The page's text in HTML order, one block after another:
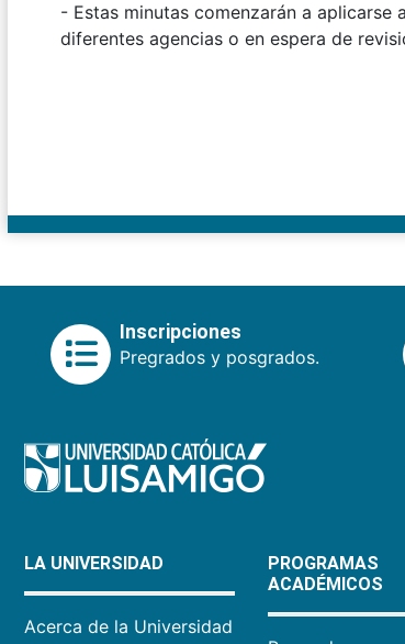
- Estas minutas comenzarán a
diferentes agencias o en espera de
Inscripciones
Pregrados y posgrados.
LA UNIVERSIDAD
Acerca de la Universidad
PROGRAMAS
ACADÉMICOS